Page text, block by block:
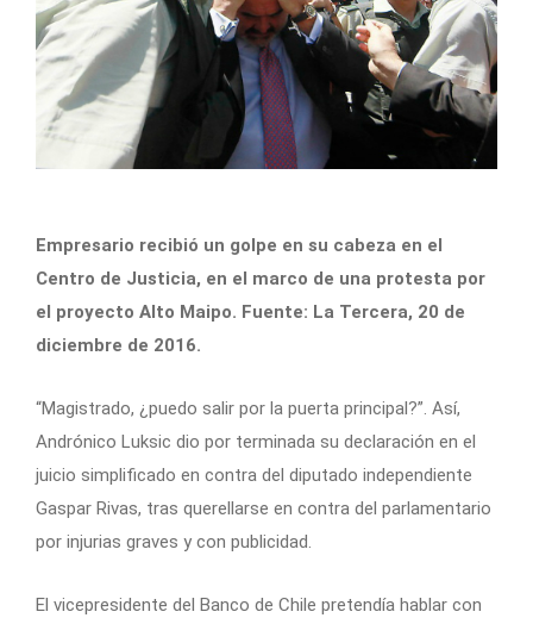
Empresario recibió un golpe en su cabeza en el
Centro de Justicia, en el marco de una protesta por
el proyecto Alto Maipo. Fuente: La Tercera, 20 de
diciembre de 2016.
“Magistrado, ¿puedo salir por la puerta principal?”. Así,
Andrónico Luksic dio por terminada su declaración en el
juicio simplificado en contra del diputado independiente
Gaspar Rivas, tras querellarse en contra del parlamentario
por injurias graves y con publicidad.
El vicepresidente del Banco de Chile pretendía hablar con